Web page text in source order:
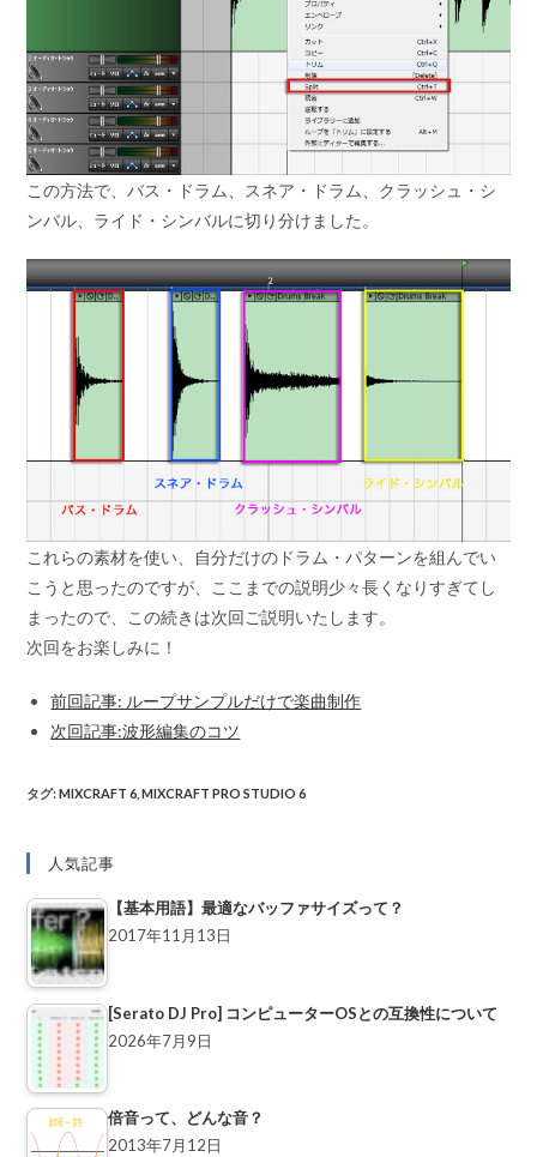
この方法で、バス・ドラム、スネア・ドラム、クラッシュ・シ
ンバル、ライド・シンバルに切り分けました。
これらの素材を使い、自分だけのドラム・パターンを組んでい
こうと思ったのですが、ここまでの説明少々長くなりすぎてし
まったので、この続きは次回ご説明いたします。
次回をお楽しみに！
前回記事: ループサンプルだけで楽曲制作
次回記事:波形編集のコツ
タグ:MIXCRAFT 6 MIXCRAFT PRO STUDIO 6
人気記事
【基本用語】最適なバッファサイズって？
2017年11月13日
[Serato DJ Pro] コンピューターOSとの互換性について
2026年7月9日
倍音って、どんな音？
2013年7月12日